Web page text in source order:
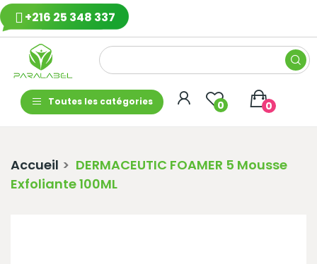
+216 25 348 337
Toutes les catégories 0 0
Accueil
DERMACEUTIC FOAMER 5 Mousse
Exfoliante 100ML